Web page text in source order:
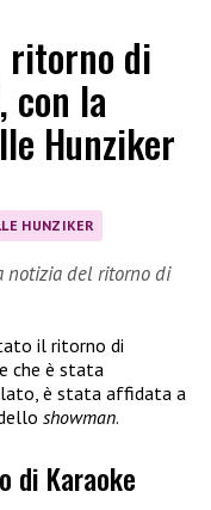
ritorno di
con la
Hunziker
HUNZIKER
notizia del ritorno di
il ritorno di
che è stata
è stata affidata a
showman.
di Karaoke